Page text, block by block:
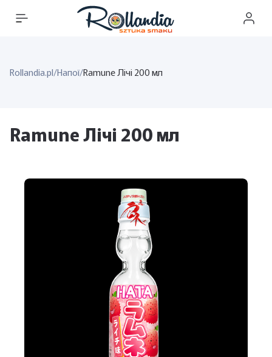
Rollandia.pl/Напої/Ramune Лічі 200 мл
Ramune Лічі 200 мл